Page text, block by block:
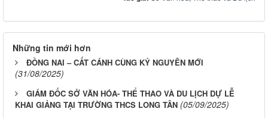
Những tin mới hơn
ĐỒNG NAI – CẤT CÁNH CÙNG KỶ NGUYÊN MỚI
(31/08/2025)
GIÁM ĐỐC SỞ VĂN HÓA- THỂ THAO VÀ DU LỊCH DỰ LỄ
KHAI GIẢNG TẠI TRƯỜNG THCS LONG TÂN (05/09/2025)